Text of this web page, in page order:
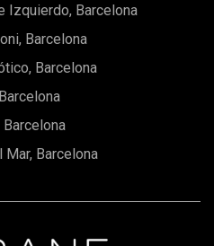
Izquierdo, Barcelona
Barcelona
Barcelona
Barcelona